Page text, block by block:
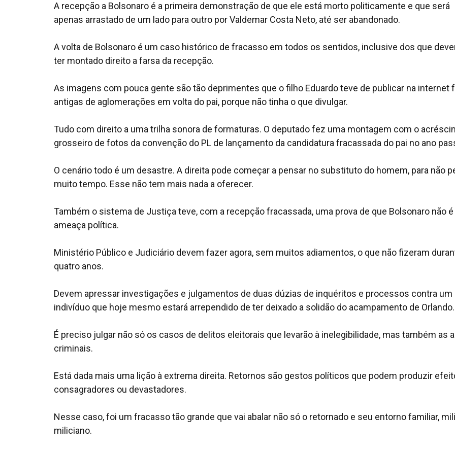
A recepção a Bolsonaro é a primeira demonstração de que ele está morto politicamente e que será
apenas arrastado de um lado para outro por Valdemar Costa Neto, até ser abandonado.
A volta de Bolsonaro é um caso histórico de fracasso em todos os sentidos, inclusive dos que
ter montado direito a farsa da recepção.
As imagens com pouca gente são tão deprimentes que o filho Eduardo teve de publicar na internet
antigas de aglomerações em volta do pai, porque não tinha o que divulgar.
Tudo com direito a uma trilha sonora de formaturas. O deputado fez uma montagem com o
grosseiro de fotos da convenção do PL de lançamento da candidatura fracassada do pai no ano
O cenário todo é um desastre. A direita pode começar a pensar no substituto do homem, para não
muito tempo. Esse não tem mais nada a oferecer.
Também o sistema de Justiça teve, com a recepção fracassada, uma prova de que Bolsonaro não
ameaça política.
Ministério Público e Judiciário devem fazer agora, sem muitos adiamentos, o que não fizeram
quatro anos.
Devem apressar investigações e julgamentos de duas dúzias de inquéritos e processos contra um
indivíduo que hoje mesmo estará arrependido de ter deixado a solidão do acampamento de Orlando.
É preciso julgar não só os casos de delitos eleitorais que levarão à inelegibilidade, mas também as
criminais.
Está dada mais uma lição à extrema direita. Retornos são gestos políticos que podem produzir
consagradores ou devastadores.
Nesse caso, foi um fracasso tão grande que vai abalar não só o retornado e seu entorno familiar,
miliciano.